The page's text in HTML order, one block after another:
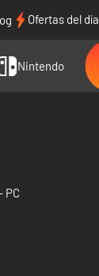
Ofertas del día
Nintendo
PC